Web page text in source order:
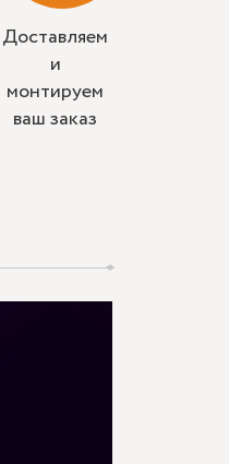
Доставляем
и
монтируем
ваш заказ